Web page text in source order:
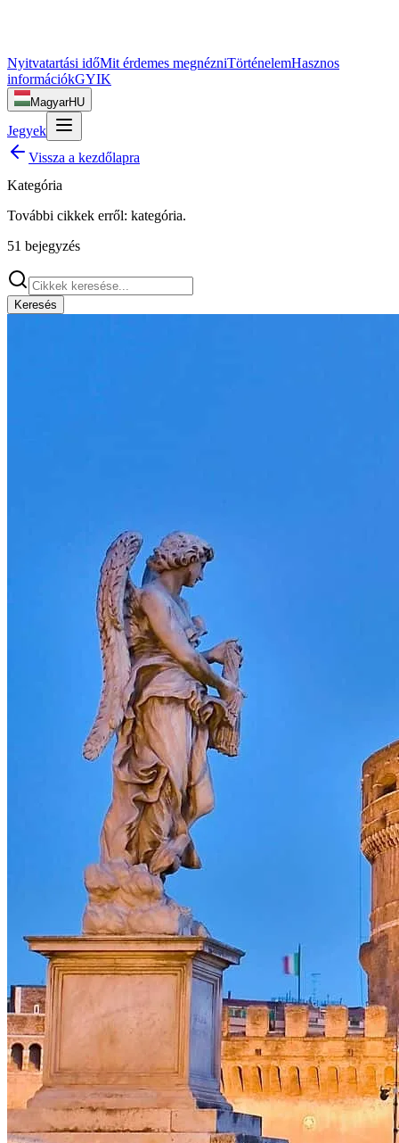
Nyitvatartási időMit érdemes megnézniTörténelemHasznos
információkGYIK
MagyarHU
Jegyek
Vissza a kezdőlapra
Kategória
További cikkek erről: kategória.
51 bejegyzés
Keresés